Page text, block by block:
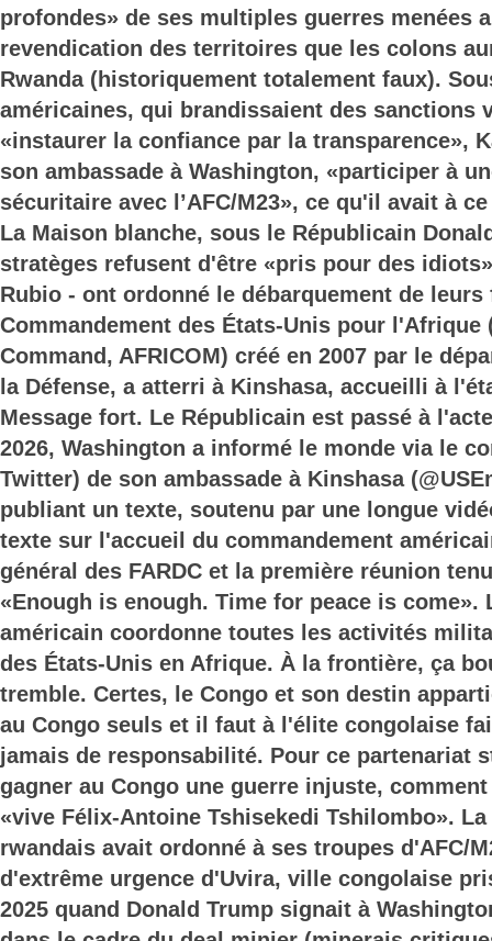
profondes» de ses multiples guerres menées
revendication des territoires que les colons
Rwanda (historiquement totalement faux).
américaines, qui brandissaient des sanctions
«instaurer la confiance par la transparence»,
son ambassade à Washington, «participer à
sécuritaire avec l’AFC/M23», ce qu'il avait à
La Maison blanche, sous le Républicain
stratèges refusent d'être «pris pour des
Rubio - ont ordonné le débarquement de leurs
Commandement des États-Unis pour l'Afrique
Command, AFRICOM) créé en 2007 par le
la Défense, a atterri à Kinshasa, accueilli à
Message fort. Le Républicain est passé à
2026, Washington a informé le monde via le
Twitter) de son ambassade à Kinshasa
publiant un texte, soutenu par une longue
texte sur l'accueil du commandement
général des FARDC et la première réunion
«Enough is enough. Time for peace is come».
américain coordonne toutes les activités
des États-Unis en Afrique. À la frontière, ça
tremble. Certes, le Congo et son destin
au Congo seuls et il faut à l'élite congolaise
jamais de responsabilité. Pour ce partenariat
gagner au Congo une guerre injuste,
«vive Félix-Antoine Tshisekedi Tshilombo».
rwandais avait ordonné à ses troupes d'AFC/
d'extrême urgence d'Uvira, ville congolaise
2025 quand Donald Trump signait à